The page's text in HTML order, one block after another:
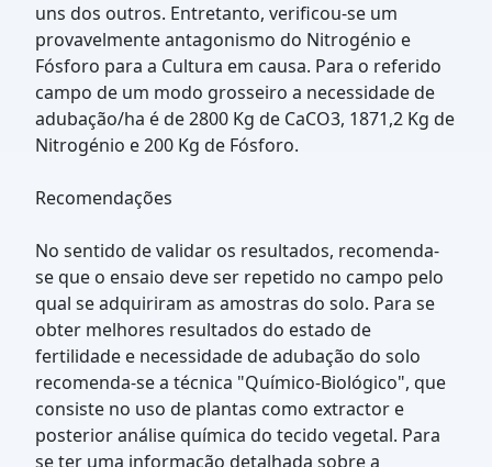
uns dos outros. Entretanto, verificou-se um
provavelmente antagonismo do Nitrogénio e
Fósforo para a Cultura em causa. Para o referido
campo de um modo grosseiro a necessidade de
adubação/ha é de 2800 Kg de CaCO3, 1871,2 Kg de
Nitrogénio e 200 Kg de Fósforo.
Recomendações
No sentido de validar os resultados, recomenda-
se que o ensaio deve ser repetido no campo pelo
qual se adquiriram as amostras do solo. Para se
obter melhores resultados do estado de
fertilidade e necessidade de adubação do solo
recomenda-se a técnica "Químico-Biológico", que
consiste no uso de plantas como extractor e
posterior análise química do tecido vegetal. Para
se ter uma informação detalhada sobre a